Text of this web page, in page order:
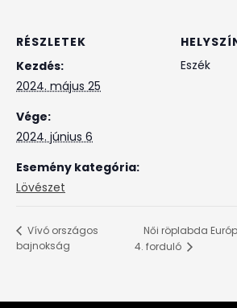
RÉSZLETEK
Kezdés:
2024. május 25
Vége:
2024. június 6
Esemény kategória:
Lövészet
Eszék
Vívó országos
bajnokság
Női röplabda
4. forduló